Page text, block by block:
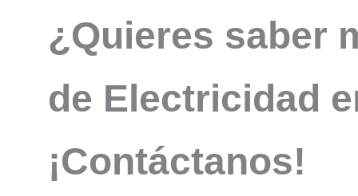
¿Quieres saber
de Electricidad
¡Contáctanos!